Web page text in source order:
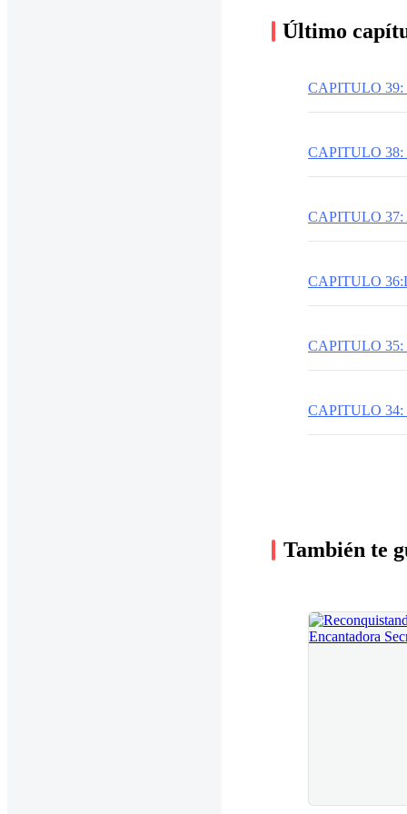
Último
CAPITULO
CAPITULO 38:
CAPITULO 37:
CAPITULO
CAPITULO
CAPITULO
También te